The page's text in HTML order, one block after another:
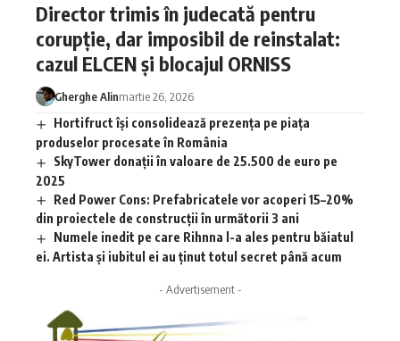
Director trimis în judecată pentru
corupție, dar imposibil de reinstalat:
cazul ELCEN și blocajul ORNISS
Gherghe Alinmartie 26, 2026
Hortifruct își consolidează prezența pe piața
produselor procesate în România
SkyTower donații în valoare de 25.500 de euro pe
2025
Red Power Cons: Prefabricatele vor acoperi 15–20%
din proiectele de construcții în următorii 3 ani
Numele inedit pe care Rihnna l-a ales pentru băiatul
ei. Artista și iubitul ei au ținut totul secret până acum
- Advertisement -